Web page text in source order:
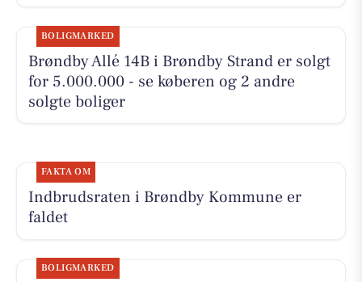
BOLIGMARKED
Brøndby Allé 14B i Brøndby Strand er solgt
for 5.000.000 - se køberen og 2 andre
solgte boliger
FAKTA OM
Indbrudsraten i Brøndby Kommune er
faldet
BOLIGMARKED